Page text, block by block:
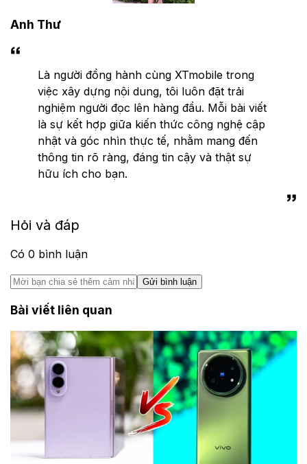
Anh Thư
Là người đồng hành cùng XTmobile trong
việc xây dựng nội dung, tôi luôn đặt trải
nghiệm người đọc lên hàng đầu. Mỗi bài viết
là sự kết hợp giữa kiến thức công nghệ cập
nhật và góc nhìn thực tế, nhằm mang đến
thông tin rõ ràng, đáng tin cậy và thật sự
hữu ích cho bạn.
Hỏi và đáp
Có 0 bình luận
Gửi bình luận
Bài viết liên quan